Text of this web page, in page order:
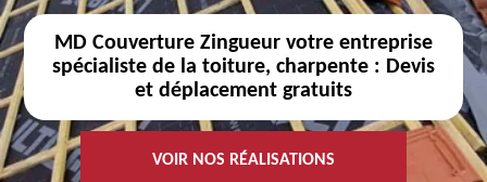
MD Couverture Zingueur votre entreprise
spécialiste de la toiture, charpente : Devis
et déplacement gratuits
VOIR NOS RÉALISATIONS